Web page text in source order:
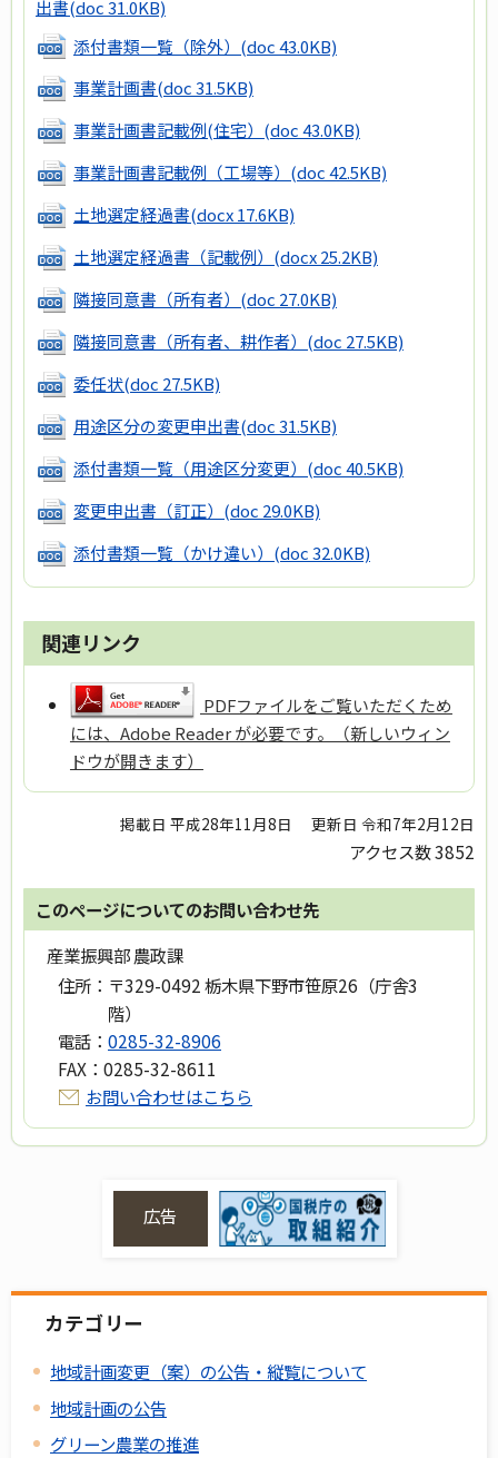
出書(doc 31.0KB)
添付書類一覧（除外） (doc 43.0KB)
事業計画書(doc 31.5KB)
事業計画書記載例(住宅） (doc 43.0KB)
事業計画書記載例（工場等） (doc 42.5KB)
土地選定経過書(docx 17.6KB)
土地選定経過書（記載例） (docx 25.2KB)
隣接同意書（所有者） (doc 27.0KB)
隣接同意書（所有者、耕作者） (doc 27.5KB)
委任状(doc 27.5KB)
用途区分の変更申出書(doc 31.5KB)
添付書類一覧（用途区分変更） (doc 40.5KB)
変更申出書（訂正） (doc 29.0KB)
添付書類一覧（かけ違い） (doc 32.0KB)
関連リンク
PDFファイルをご覧いただくため
には、Adobe Reader が必要です。（新しいウィン
ドウが開きます）
掲載日 平成28年11月8日 更新日 令和7年2月12日
アクセス数3852
このページについてのお問い合わせ先
産業振興部 農政課
住所： 〒329-0492 栃木県下野市笹原26（庁舎3
階）
電話： 0285-32-8906
FAX： 0285-32-8611
お問い合わせはこちら
広告
カテゴリー
地域計画変更（案）の公告・縦覧について
地域計画の公告
グリーン農業の推進